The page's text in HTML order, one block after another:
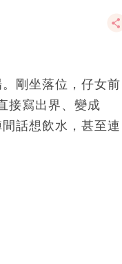
剛坐落位，仔女前
接寫出界、變成
話想飲水，甚至連